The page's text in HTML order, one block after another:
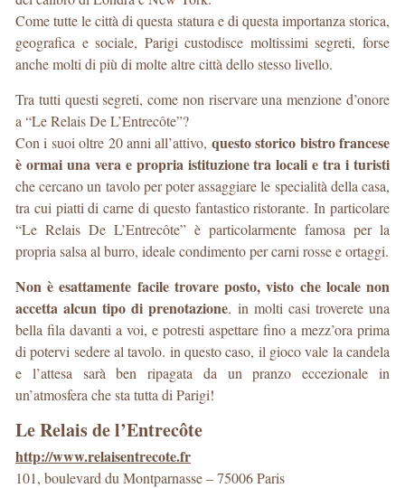
Come tutte le città di questa statura e di questa importanza storica,
geografica e sociale, Parigi custodisce moltissimi segreti, forse
anche molti di più di molte altre città dello stesso livello.
Tra tutti questi segreti, come non riservare una menzione d’onore
a “Le Relais De L’Entrecôte”?
Con i suoi oltre 20 anni all’attivo, questo storico bistro francese
è ormai una vera e propria istituzione tra locali e tra i turisti
che cercano un tavolo per poter assaggiare le specialità della casa,
tra cui piatti di carne di questo fantastico ristorante. In particolare
“Le Relais De L’Entrecôte” è particolarmente famosa per la
propria salsa al burro, ideale condimento per carni rosse e ortaggi.
Non è esattamente facile trovare posto, visto che locale non
accetta alcun tipo di prenotazione. in molti casi troverete una
bella fila davanti a voi, e potresti aspettare fino a mezz’ora prima
di potervi sedere al tavolo. in questo caso, il gioco vale la candela
e l’attesa sarà ben ripagata da un pranzo eccezionale in
un’atmosfera che sta tutta di Parigi!
Le Relais de l’Entrecôte
http://www.relaisentrecote.fr
101, boulevard du Montparnasse – 75006 Paris